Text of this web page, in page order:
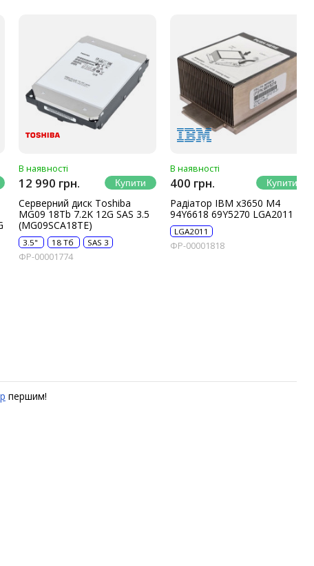
В наявності
12 990 грн.
Серверний диск Toshiba
MG09 18Tb 7.2K 12G SAS 3.5
(MG09SCA18TE)
3.5" 18 Тб SAS 3
ФР-00001774
В наявності
400 грн.
Радіатор IBM x3650 M4
94Y6618 69Y5270 LGA2011
LGA2011
ФР-00001818
першим!